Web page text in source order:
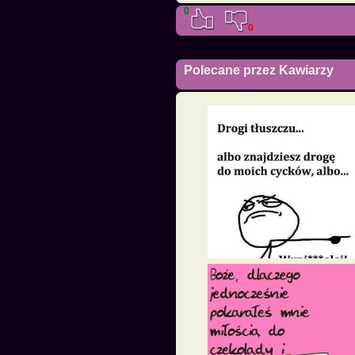
0
0
Polecane przez Kawiarzy